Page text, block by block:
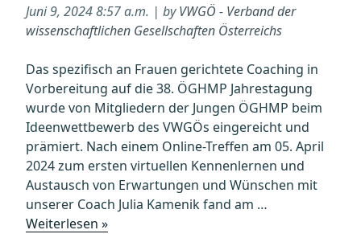
Juni 9, 2024 8:57 a.m. | byVWGÖ - Verband der
wissenschaftlichen Gesellschaften Österreichs
Das spezifisch an Frauen gerichtete Coaching in
Vorbereitung auf die 38. ÖGHMP Jahrestagung
wurde von Mitgliedern der Jungen ÖGHMP beim
Ideenwettbewerb des VWGÖs eingereicht und
prämiert. Nach einem Online-Treffen am 05. April
2024 zum ersten virtuellen Kennenlernen und
Austausch von Erwartungen und Wünschen mit
unserer Coach Julia Kamenik fand am …
Weiterlesen »„„Frauenförderung